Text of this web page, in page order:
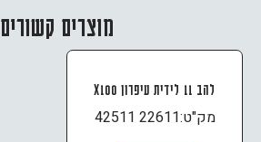
מוצרים קשורים
להב 11 לידית עיפרון X100
מק"ט:42511 22611